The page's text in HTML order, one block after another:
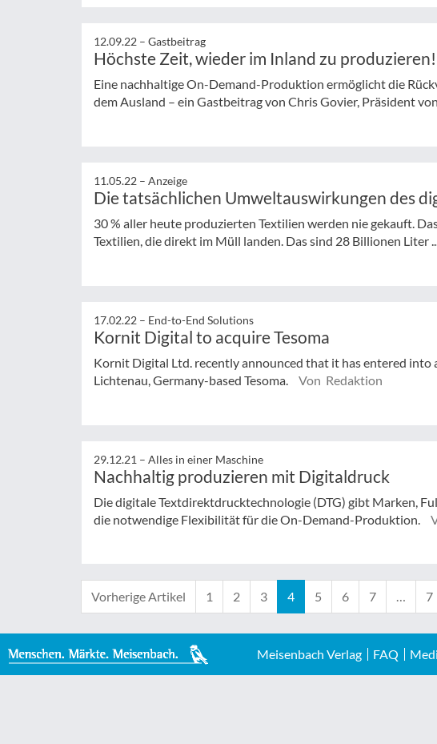
12.09.22 – Gastbeitrag
Höchste Zeit, wieder im Inland zu produzieren!
Eine nachhaltige On-Demand-Produktion ermöglicht die
dem Ausland – ein Gastbeitrag von Chris Govier, Präsident
11.05.22 – Anzeige
Die tatsächlichen Umweltauswirkungen des
30 % aller heute produzierten Textilien werden nie gekauft.
Textilien, die direkt im Müll landen. Das sind 28 Billionen Liter
17.02.22 – End-to-End Solutions
Kornit Digital to acquire Tesoma
Kornit Digital Ltd. recently announced that it has entered into
Lichtenau, Germany-based Tesoma.
Von Redaktion
29.12.21 – Alles in einer Maschine
Nachhaltig produzieren mit Digitaldruck
Die digitale Textdirektdrucktechnologie (DTG) gibt Marken,
die notwendige Flexibilität für die On-Demand-Produktion.
Vorherige Artikel 1 2 3 4 5 6 7 … 7
Meisenbach Verlag FAQ